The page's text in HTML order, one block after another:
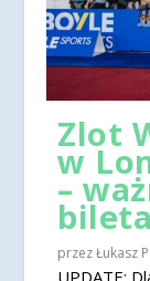
Zlot
w
–
przezŁukasz
UPDATE: